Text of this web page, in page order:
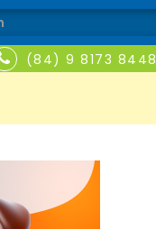
(84) 9 8173 8448